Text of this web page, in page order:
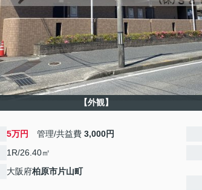
【外観】
5万円 管理/共益費 3,000円
1R/26.40㎡
大阪府柏原市片山町